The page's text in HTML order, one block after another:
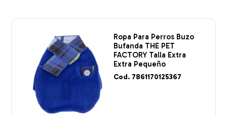
Ropa Para Perros Buzo
Bufanda THE PET
FACTORY Talla Extra
Extra Pequeño
Cod. 7861170125367